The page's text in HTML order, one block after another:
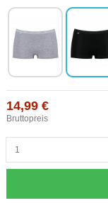
14,99 €
Bruttopreis